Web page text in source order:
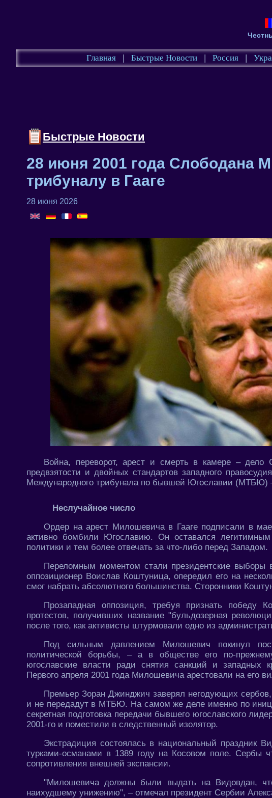
Главная | Быстрые Новости | Россия |
Быстрые Новости
28 июня 2001 года Слободана
трибуналу в Гааге
28 июня 2026
Война, переворот, арест и смерть в камере –
предвзятости и двойных стандартов западного
Международного трибунала по бывшей Югославии (МТБЮ)
Неслучайное число
Ордер на арест Милошевича в Гааге подписали в
активно бомбили Югославию. Он оставался
политики и тем более отвечать за что-либо перед Западом.
Переломным моментом стали президентские
оппозиционер Воислав Коштуница, опередил его на
смог набрать абсолютного большинства. Сторонники
Прозападная оппозиция, требуя признать победу
протестов, получивших название "бульдозерная
после того, как активисты штурмовали одно из
Под сильным давлением Милошевич покинул
политической борьбы, – а в обществе его по-
югославские власти ради снятия санкций и западных
Первого апреля 2001 года Милошевича арестовали на его
Премьер Зоран Джинджич заверял негодующих
и не передадут в МТБЮ. На самом же деле именно по
секретная подготовка передачи бывшего югославского
2001-го и поместили в следственный изолятор.
Экстрадиция состоялась в национальный праздник
турками-османами в 1389 году на Косовом поле. Сербы
сопротивления внешней экспансии.
"Милошевича должны были выдать на Видовдан,
наихудшему унижению", – отмечал президент Сербии